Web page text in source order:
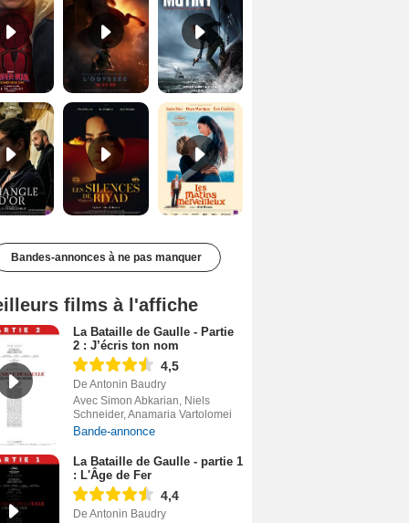
Les Silences de Riyad Bande-annonce VO STFR Les Matins merveilleux Bande-annonce VF
Bandes-annonces à ne pas manquer
films à l'affiche
La Bataille de Gaulle - Partie
2 : J’écris ton nom
4,5
De Antonin Baudry
Avec Simon Abkarian, Niels
Schneider, Anamaria Vartolomei
Bande-annonce
La Bataille de Gaulle - partie 1
: L'Âge de Fer
4,4
De Antonin Baudry